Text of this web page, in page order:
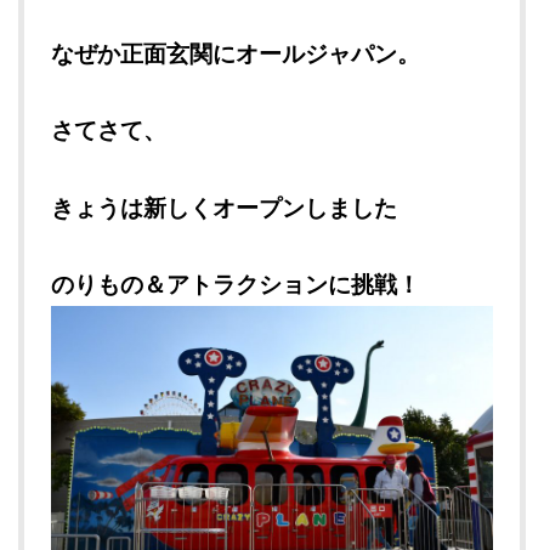
なぜか正面玄関にオールジャパン。
さてさて、
きょうは新しくオープンしました
のりもの＆アトラクションに挑戦！